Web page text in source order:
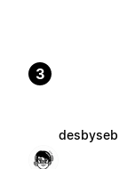
3
desbyseb